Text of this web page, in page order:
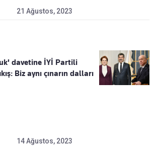
21 Ağustos, 2023
davetine İYİ Partili
Biz aynı çınarın dalları
14 Ağustos, 2023